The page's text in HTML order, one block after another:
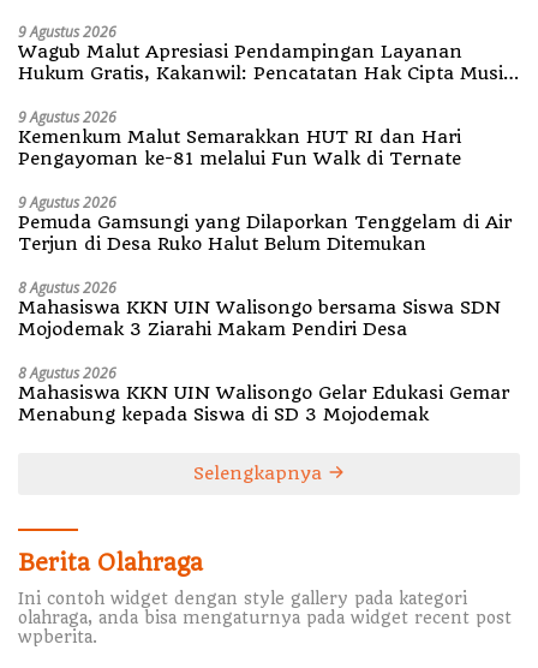
9 Agustus 2026
Wagub Malut Apresiasi Pendampingan Layanan
Hukum Gratis, Kakanwil: Pencatatan Hak Cipta Musik
9 Agustus 2026
Kemenkum Malut Semarakkan HUT RI dan Hari
Pengayoman ke-81 melalui Fun Walk di Ternate
9 Agustus 2026
Pemuda Gamsungi yang Dilaporkan Tenggelam di Air
Terjun di Desa Ruko Halut Belum Ditemukan
8 Agustus 2026
Mahasiswa KKN UIN Walisongo bersama Siswa SDN
Mojodemak 3 Ziarahi Makam Pendiri Desa
8 Agustus 2026
Mahasiswa KKN UIN Walisongo Gelar Edukasi Gemar
Menabung kepada Siswa di SD 3 Mojodemak
Selengkapnya
Berita Olahraga
Ini contoh widget dengan style gallery pada kategori
olahraga, anda bisa mengaturnya pada widget recent post
wpberita.